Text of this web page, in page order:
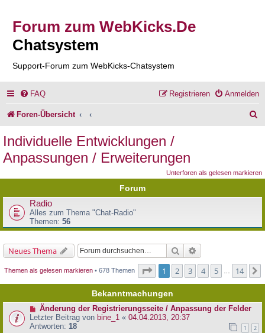
Forum zum WebKicks.De
Chatsystem
Support-Forum zum WebKicks-Chatsystem
FAQ Anmelden
Registrieren
Foren-Übersicht
Individuelle Entwicklungen /
Anpassungen / Erweiterungen
Unterforen als gelesen markieren
Forum
Radio
Alles zum Thema "Chat-Radio"
Themen: 56
Neues Thema Suche
Themen als gelesen markieren • 678 Themen Seite von
1 2 3 4 5 14
Bekanntmachungen
Änderung der Registrierungsseite / Anpassung der Felder
Letzter Beitrag von bine_1 « 04.04.2013, 20:37
Antworten: 18 1 2